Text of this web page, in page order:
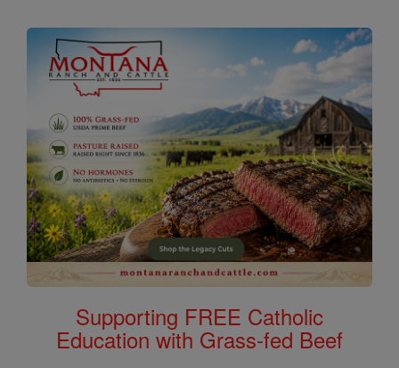
Supporting FREE Catholic
Education with Grass-fed Beef